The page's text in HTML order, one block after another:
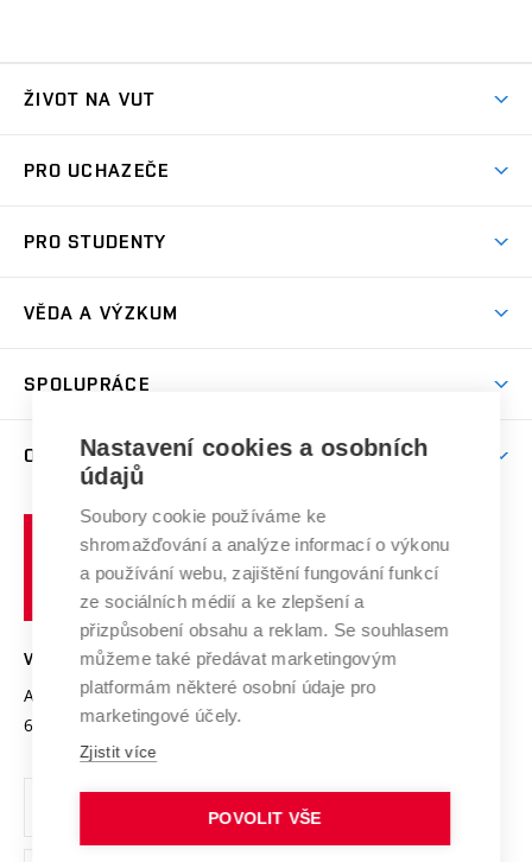
ŽIVOT NA VUT
Koleje
Sport na VUT
PRO UCHAZEČE
Dny otevřených dveří
Celoživotní vzdělávání
E-přihláška
PRO STUDENTY
Harmonogram akademického roku
Závěrečné práce
Doktorské studium
Zpracování osobních údajů studentů
Sociální bezpečí
Studium bez bariér
Podpora podnikání
VĚDA A VÝZKUM
Mezinárodní vědecká rada
Systém zajišťování kvality výzkumu
Výzkumné infrastruktury
Transfer znalostí
Open Science
Projekty
Projekty ze strukturálních fondů
Specifický výzkum
SPOLUPRÁCE
Firemní spolupráce
Zahraniční spolupráce
Spolupráce se školami
Mezinárodní dohody
Univerzitní sítě
O UNIVERZITĚ
Profil univerzity
Udržitelná univerzita
Podnikavá univerzita / ContriBUTe
Bezpečná univerzita
Vyznamenání
Organizační struktura
Ochrana osobních údajů
učení
technické
Brně
VYSOKÉ UČENÍ TECHNICKÉ V BRNĚ
Antonínská 548/1
602 00 Brno
www.vut.cz
vut@vutbr.cz
Nastavení cookies a osobních
údajů
Soubory cookie používáme ke
shromažďování a analýze informací o výkonu
a používání webu, zajištění fungování funkcí
ze sociálních médií a ke zlepšení a
přizpůsobení obsahu a reklam. Se souhlasem
můžeme také předávat marketingovým
platformám některé osobní údaje pro
marketingové účely.
Zjistit více
POVOLIT VŠE